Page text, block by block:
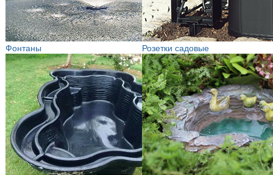
Фонтаны Розетки садовые